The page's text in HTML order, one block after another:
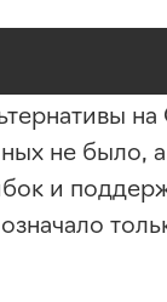
на
не было,
и